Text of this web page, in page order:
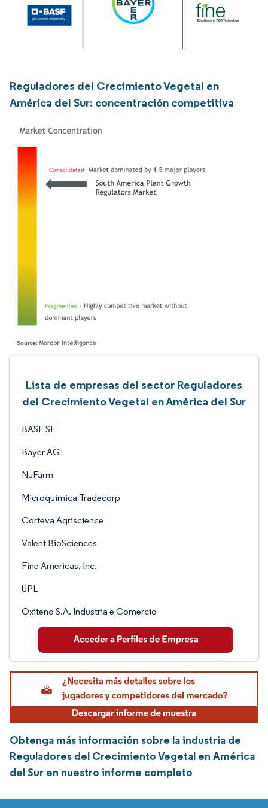
Reguladores del Crecimiento Vegetal en
América del Sur: concentración competitiva
Lista de empresas del sector Reguladores
del Crecimiento Vegetal en América del Sur
BASF SE
Bayer AG
NuFarm
Microquimica Tradecorp
Corteva Agriscience
Valent BioSciences
Fine Americas, Inc.
UPL
Oxiteno S.A. Industria e Comercio
Obtenga más información sobre la industria de
Reguladores del Crecimiento Vegetal en América
del Sur en nuestro informe completo